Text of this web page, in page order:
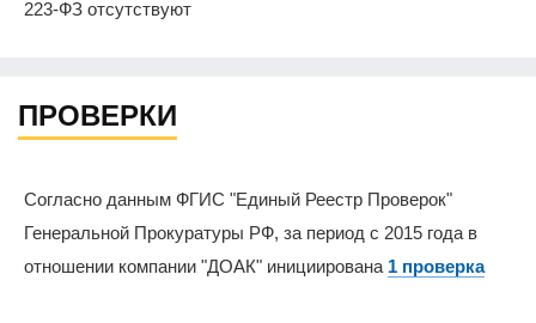
223-ФЗ отсутствуют
ПРОВЕРКИ
Согласно данным ФГИС "Единый Реестр Проверок"
Генеральной Прокуратуры РФ, за период с 2015 года в
отношении компании "ДОАК" инициирована 1 проверка